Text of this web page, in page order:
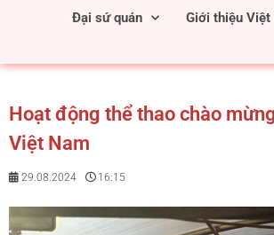
Đại sứ quán Giới thiệu Việt
Hoạt động thể thao chào
Việt Nam
29.08.2024 16:15